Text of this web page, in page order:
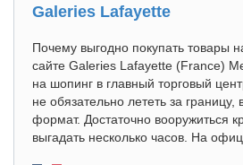
Galeries Lafayette
Почему выгодно покупать товары
сайте Galeries Lafayette (France)
на шопинг в главный торговый
не обязательно лететь за границу,
формат. Достаточно вооружиться
выгадать несколько часов. На